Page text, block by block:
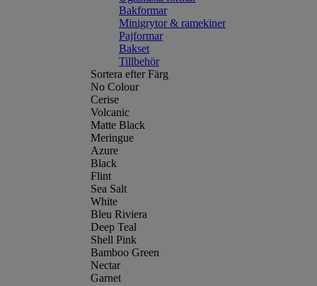
Bakformar
Minigrytor & ramekiner
Pajformar
Bakset
Tillbehör
Sortera efter Färg
No Colour
Cerise
Volcanic
Matte Black
Meringue
Azure
Black
Flint
Sea Salt
White
Bleu Riviera
Deep Teal
Shell Pink
Bamboo Green
Nectar
Garnet